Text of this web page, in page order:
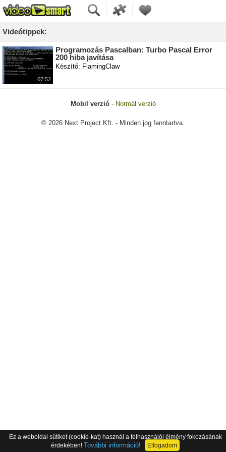
Videótippek:
07:52
Programozás Pascalban: Turbo Pascal Error
200 hiba javítása
Készítő: FlamingClaw
Mobil verzió- Normál verzió
© 2026 Next Project Kft. - Minden jog fenntartva.
Ez a weboldal sütiket (cookie-kat) használ a felhasználói élmény fokozásának
érdekében! További információ! Elfogadom